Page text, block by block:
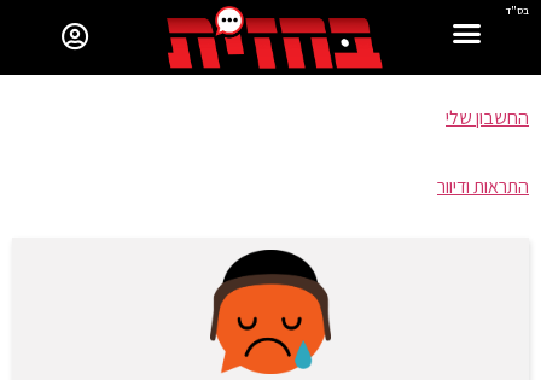
בס"ד
החשבון שלי
התראות ודיוור